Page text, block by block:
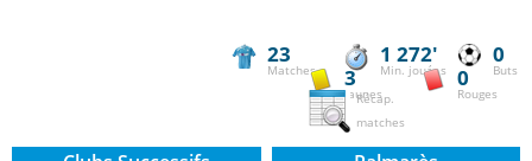
23
Matches
1 272'
Min. jouées
0
Buts
3
Jaunes
0
Rouges
Récap.
matches